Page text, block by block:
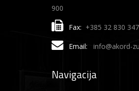
900
Fax: +385 32 830 347
Email: info@akord-
Navigacija